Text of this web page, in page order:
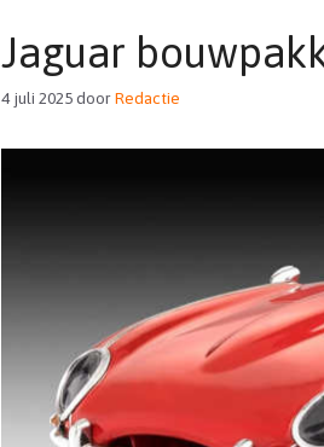
Jaguar
4 juli 2025doorRedactie